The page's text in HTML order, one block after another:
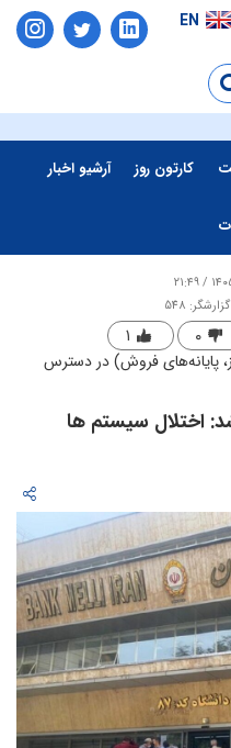
EN
کارتون روز آرشیو اخبار
گزارشگر: 548
۰ ۱
پایانه‌های فروش) در دسترس
اختلال سیستم ها